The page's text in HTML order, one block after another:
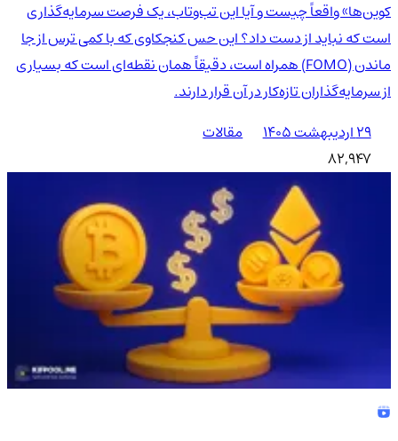
کوین‌ها» واقعاً چیست و آیا این تب‌وتاب، یک فرصت سرمایه‌گذاری
است که نباید از دست داد؟ این حس کنجکاوی که با کمی ترس از جا
ماندن (FOMO) همراه است، دقیقاً همان نقطه‌ای است که بسیاری
از سرمایه‌گذاران تازه‌کار در آن قرار دارند.
۲۹ اردیبهشت ۱۴۰۵
مقالات
82,947